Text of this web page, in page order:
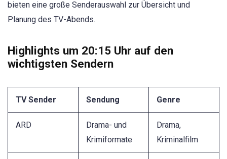
bieten eine große Senderauswahl zur Übersicht und
Planung des TV-Abends.
Highlights um 20:15 Uhr auf den
wichtigsten Sendern
TV Sender Sendung Genre
ARD
Drama- und
Krimiformate
Drama,
Kriminalfilm